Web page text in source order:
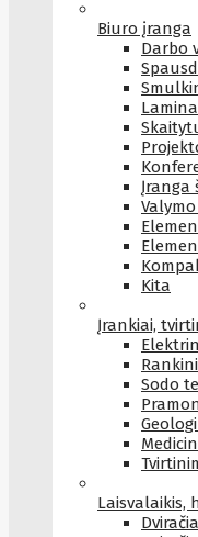
Biuro įranga
Darbo
Įranga
Kita
Įrankiai,
Sodo
Laisvalaikis,